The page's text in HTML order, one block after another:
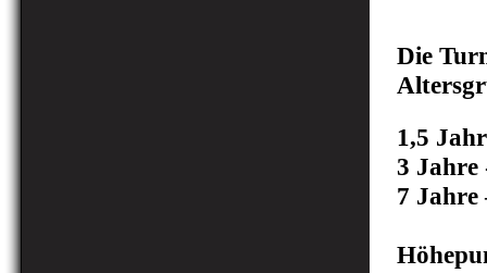
Die
1,5
3 Jahre
7 Jahre